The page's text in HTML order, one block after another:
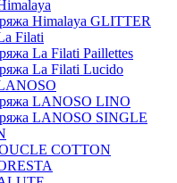
Himalaya GLITTER
Filati
La Filati Paillettes
La Filati Lucido
LANOSO LINO
LANOSO SINGLE
COTTON